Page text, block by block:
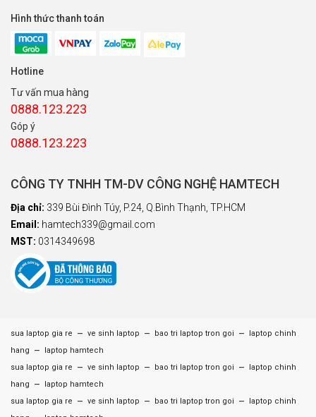
Hình thức thanh toán
Hotline
Tư vấn mua hàng
0888.123.223
Góp ý
0888.123.223
CÔNG TY TNHH TM-DV CÔNG NGHỆ HAMTECH
Địa chỉ: 339 Bùi Đình Túy, P.24, Q.Bình Thạnh, TP.HCM
Email: hamtech339@gmail.com
MST: 0314349698
sua laptop gia re – ve sinh laptop – bao tri laptop tron goi –
laptop chinh
hang
–
laptop hamtech
sua laptop gia re
– ve sinh laptop – bao tri laptop tron goi –
laptop chinh
hang
–
laptop hamtech
sua laptop gia re
– ve sinh laptop – bao tri laptop tron goi –
laptop chinh